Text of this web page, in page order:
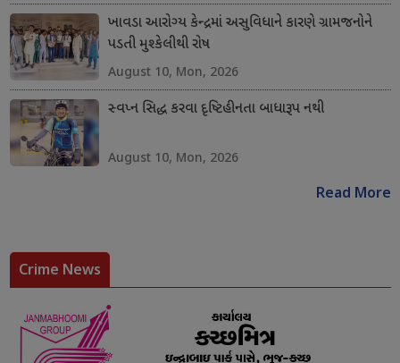
ખાવડા આરોગ્ય કેન્દ્રમાં અસુવિધાને કારણે ગ્રામજનોને
પડતી મુશ્કેલીથી રોષ
August 10, Mon, 2026
સ્વપ્ન સિદ્ધ કરવા દૃષ્ટિહીનતા બાધારૂપ નથી
August 10, Mon, 2026
Read More
Crime News